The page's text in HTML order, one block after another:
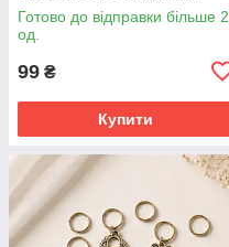
Готово до відправки більше 2
од.
99 ₴
Купити